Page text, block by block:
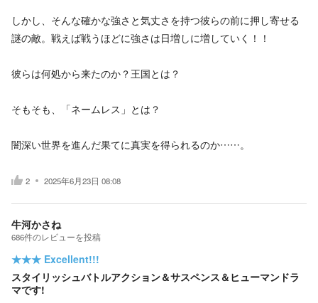
しかし、そんな確かな強さと気丈さを持つ彼らの前に押し寄せる
謎の敵。戦えば戦うほどに強さは日増しに増していく！！
彼らは何処から来たのか？王国とは？
そもそも、「ネームレス」とは？
闇深い世界を進んだ果てに真実を得られるのか……。
2 2025年6月23日 08:08
牛河かさね
686件のレビューを投稿
★★★ Excellent!!!
スタイリッシュバトルアクション＆サスペンス＆ヒューマンドラ
マです!